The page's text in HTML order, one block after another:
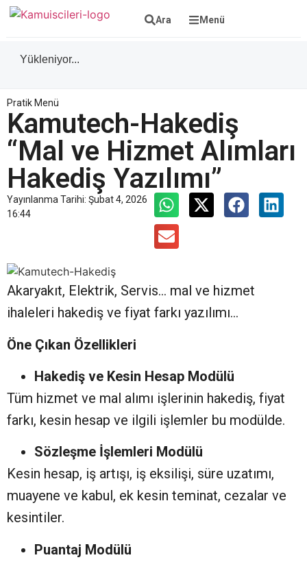
Ara Menü
Yükleniyor...
Pratik Menü
Kamutech-Hakediş
“Mal ve Hizmet Alımları
Hakediş Yazılımı”
Yayınlanma Tarihi: Şubat 4, 2026
16:44
Akaryakıt, Elektrik, Servis… mal ve hizmet
ihaleleri hakediş ve fiyat farkı yazılımı…
Öne Çıkan Özellikleri
Hakediş ve Kesin Hesap Modülü
Tüm hizmet ve mal alımı işlerinin hakediş, fiyat
farkı, kesin hesap ve ilgili işlemler bu modülde.
Sözleşme İşlemleri Modülü
Kesin hesap, iş artışı, iş eksilişi, süre uzatımı,
muayene ve kabul, ek kesin teminat, cezalar ve
kesintiler.
Puantaj Modülü